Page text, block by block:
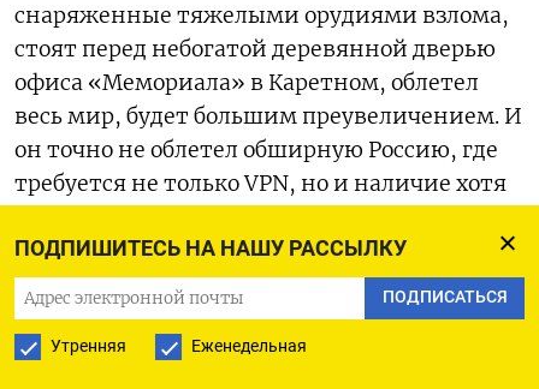
ПОДПИШИТЕСЬ НА НАШУ РАССЫЛКУ
ПОДПИСАТЬСЯ
Утренняя Еженедельная
снаряженные тяжелыми орудиями взлома,
стоят перед небогатой деревянной дверью
офиса «Мемориала» в Каретном, облетел
весь мир, будет большим преувеличением. И
он точно не облетел обширную Россию, где
требуется не только VPN, но и наличие хотя
самосознания.